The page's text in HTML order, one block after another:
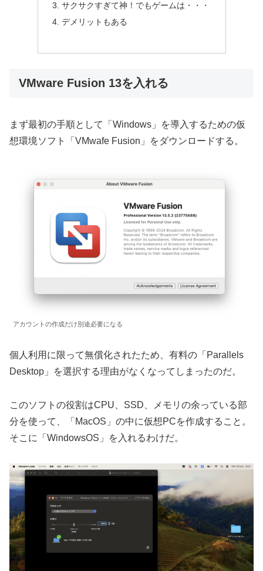
サクサクすぎて神！でもゲームは・・・
デメリットもある
VMware Fusion 13を入れる
まず最初の手順として「Windows」を導入するための仮
想環境ソフト「VMwafe Fusion」をダウンロードする。
アカウントの作成だけ別途必要になる
個人利用に限って無償化されたため、有料の「Parallels
Desktop」を選択する理由がなくなってしまったのだ。
このソフトの役割はCPU、SSD、メモリの余っている部
分を使って、「MacOS」の中に仮想PCを作成すること。
そこに「WindowsOS」を入れるわけだ。